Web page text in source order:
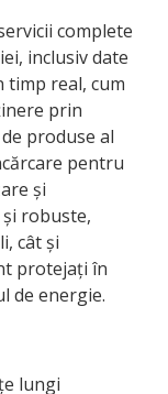
complete
inclusiv date
real, cum
prin
produse al
pentru
și
robuste,
cât și
protejați în
de energie.
lungi